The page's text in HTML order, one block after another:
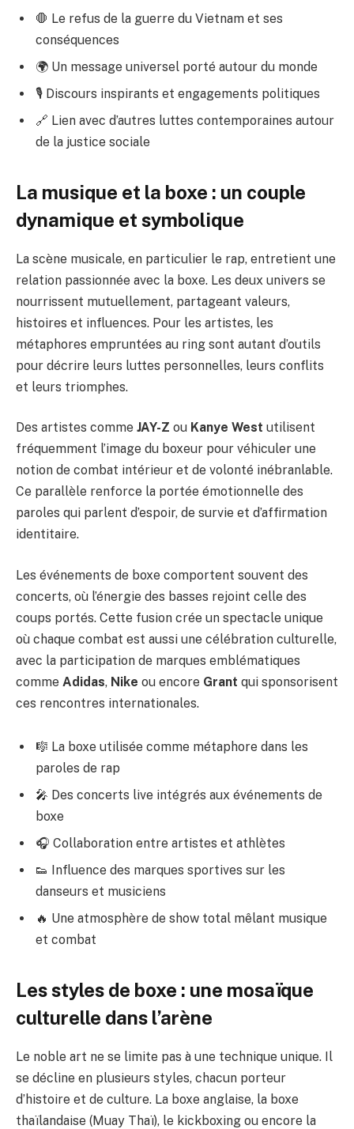
🛑 Le refus de la guerre du Vietnam et ses
conséquences
🌍 Un message universel porté autour du monde
🎙️ Discours inspirants et engagements politiques
🔗 Lien avec d’autres luttes contemporaines autour
de la justice sociale
La musique et la boxe : un couple
dynamique et symbolique
La scène musicale, en particulier le rap, entretient une
relation passionnée avec la boxe. Les deux univers se
nourrissent mutuellement, partageant valeurs,
histoires et influences. Pour les artistes, les
métaphores empruntées au ring sont autant d’outils
pour décrire leurs luttes personnelles, leurs conflits
et leurs triomphes.
Des artistes comme JAY-Z ou Kanye West utilisent
fréquemment l’image du boxeur pour véhiculer une
notion de combat intérieur et de volonté inébranlable.
Ce parallèle renforce la portée émotionnelle des
paroles qui parlent d’espoir, de survie et d’affirmation
identitaire.
Les événements de boxe comportent souvent des
concerts, où l’énergie des basses rejoint celle des
coups portés. Cette fusion crée un spectacle unique
où chaque combat est aussi une célébration culturelle,
avec la participation de marques emblématiques
comme Adidas, Nike ou encore Grant qui sponsorisent
ces rencontres internationales.
🎼 La boxe utilisée comme métaphore dans les
paroles de rap
🎤 Des concerts live intégrés aux événements de
boxe
🎧 Collaboration entre artistes et athlètes
👟 Influence des marques sportives sur les
danseurs et musiciens
🔥 Une atmosphère de show total mêlant musique
et combat
Les styles de boxe : une mosaïque
culturelle dans l’arène
Le noble art ne se limite pas à une technique unique. Il
se décline en plusieurs styles, chacun porteur
d’histoire et de culture. La boxe anglaise, la boxe
thaïlandaise (Muay Thaï), le kickboxing ou encore la